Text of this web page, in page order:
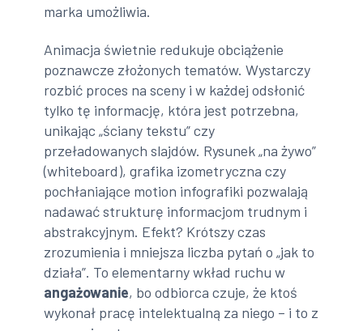
marka umożliwia.
Animacja świetnie redukuje obciążenie
poznawcze złożonych tematów. Wystarczy
rozbić proces na sceny i w każdej odsłonić
tylko tę informację, która jest potrzebna,
unikając „ściany tekstu” czy
przeładowanych slajdów. Rysunek „na żywo”
(whiteboard), grafika izometryczna czy
pochłaniające motion infografiki pozwalają
nadawać strukturę informacjom trudnym i
abstrakcyjnym. Efekt? Krótszy czas
zrozumienia i mniejsza liczba pytań o „jak to
działa”. To elementarny wkład ruchu w
angażowanie, bo odbiorca czuje, że ktoś
wykonał pracę intelektualną za niego – i to z